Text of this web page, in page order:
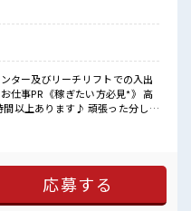
すい◎
ター及びリーチリフトでの入出
間以上あります♪ 頑張った分しっ
抜群★ 《初めての方も安心して
い土日やすみ*》 休みが固定だ
い◎ 友達や家族とプレイベート
いポイント！ ■職場の雰
応募する